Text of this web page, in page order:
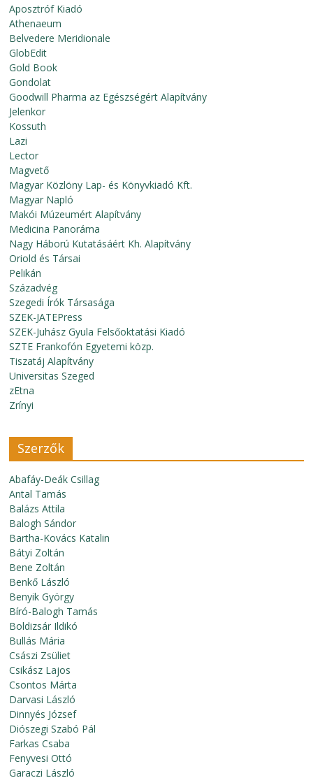
Aposztróf Kiadó
Athenaeum
Belvedere Meridionale
GlobEdit
Gold Book
Gondolat
Goodwill Pharma az Egészségért Alapítvány
Jelenkor
Kossuth
Lazi
Lector
Magvető
Magyar Közlöny Lap- és Könyvkiadó Kft.
Magyar Napló
Makói Múzeumért Alapítvány
Medicina Panoráma
Nagy Háború Kutatásáért Kh. Alapítvány
Oriold és Társai
Pelikán
Századvég
Szegedi Írók Társasága
SZEK-JATEPress
SZEK-Juhász Gyula Felsőoktatási Kiadó
SZTE Frankofón Egyetemi közp.
Tiszatáj Alapítvány
Universitas Szeged
zEtna
Zrínyi
Szerzők
Abafáy-Deák Csillag
Antal Tamás
Balázs Attila
Balogh Sándor
Bartha-Kovács Katalin
Bátyi Zoltán
Bene Zoltán
Benkő László
Benyik György
Bíró-Balogh Tamás
Boldizsár Ildikó
Bullás Mária
Császi Zsüliet
Csikász Lajos
Csontos Márta
Darvasi László
Dinnyés József
Diószegi Szabó Pál
Farkas Csaba
Fenyvesi Ottó
Garaczi László